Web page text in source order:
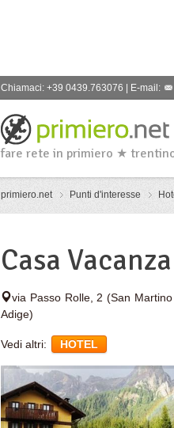
Chiamaci: +39 0439.763076 | E-mail:
fare rete in primiero ★
primiero.net Punti d'interesse
Casa
via Passo Rolle, 2 (San
Adige)
Vedi altri: HOTEL